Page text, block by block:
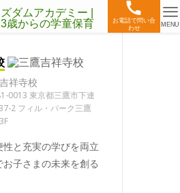
お電話で問い合
わせ
MENU
祥寺校
0013 東京都三鷹市下連
2 フィル・パーク三鷹
性と充実の学びを両立
子さまの未来を創る